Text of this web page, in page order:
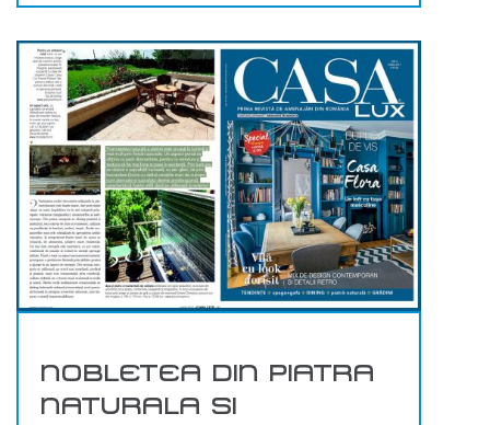
NOBLETEA DIN PIATRA
NATURALA SI